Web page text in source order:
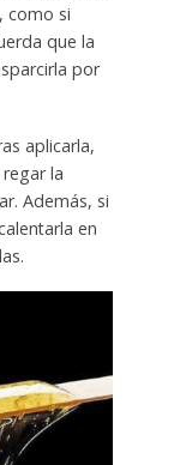
, como si
que la
por
aplicarla,
la
Además, si
en